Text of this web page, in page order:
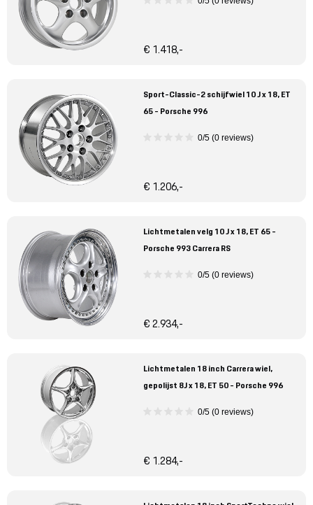
€ 1.418,-
Sport-Classic-2 schijfwiel 10 J x 18, ET
65 - Porsche 996
0/5 (0 reviews)
€ 1.206,-
Lichtmetalen velg 10 J x 18, ET 65 -
Porsche 993 Carrera RS
0/5 (0 reviews)
€ 2.934,-
Lichtmetalen 18 inch Carrera wiel,
gepolijst 8J x 18, ET 50 - Porsche 996
0/5 (0 reviews)
€ 1.284,-